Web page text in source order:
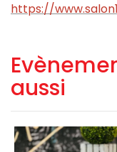
https://
aussi